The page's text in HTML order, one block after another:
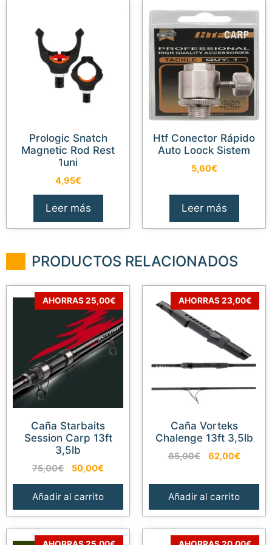
Prologic Snatch
Magnetic Rod Rest
1uni
4,95€
Leer más
Htf Conector Rápido
Auto Loock Sistem
5,60€
Leer más
PRODUCTOS RELACIONADOS
AHORRAS 25,00€
Caña Starbaits
Session Carp 13ft
3,5lb
75,00€
El
original
75,00€.
50,00€
50,00€.
Añadir al carrito
AHORRAS 23,00€
Caña Vorteks
Chalenge 13ft 3,5lb
85,00€
El
era:
62,00€El
Añadir al carrito